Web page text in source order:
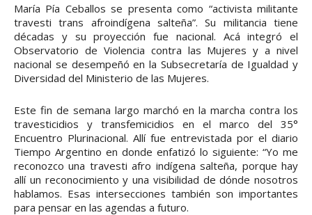
María Pía Ceballos se presenta como “activista militante
travesti trans afroindígena salteña”. Su militancia tiene
décadas y su proyección fue nacional. Acá integró el
Observatorio de Violencia contra las Mujeres y a nivel
nacional se desempeñó en la Subsecretaría de Igualdad y
Diversidad del Ministerio de las Mujeres.
Este fin de semana largo marchó en la marcha contra los
travesticidios y transfemicidios en el marco del 35°
Encuentro Plurinacional. Allí fue entrevistada por el diario
Tiempo Argentino en donde enfatizó lo siguiente: “Yo me
reconozco una travesti afro indígena salteña, porque hay
allí un reconocimiento y una visibilidad de dónde nosotros
hablamos. Esas intersecciones también son importantes
para pensar en las agendas a futuro.